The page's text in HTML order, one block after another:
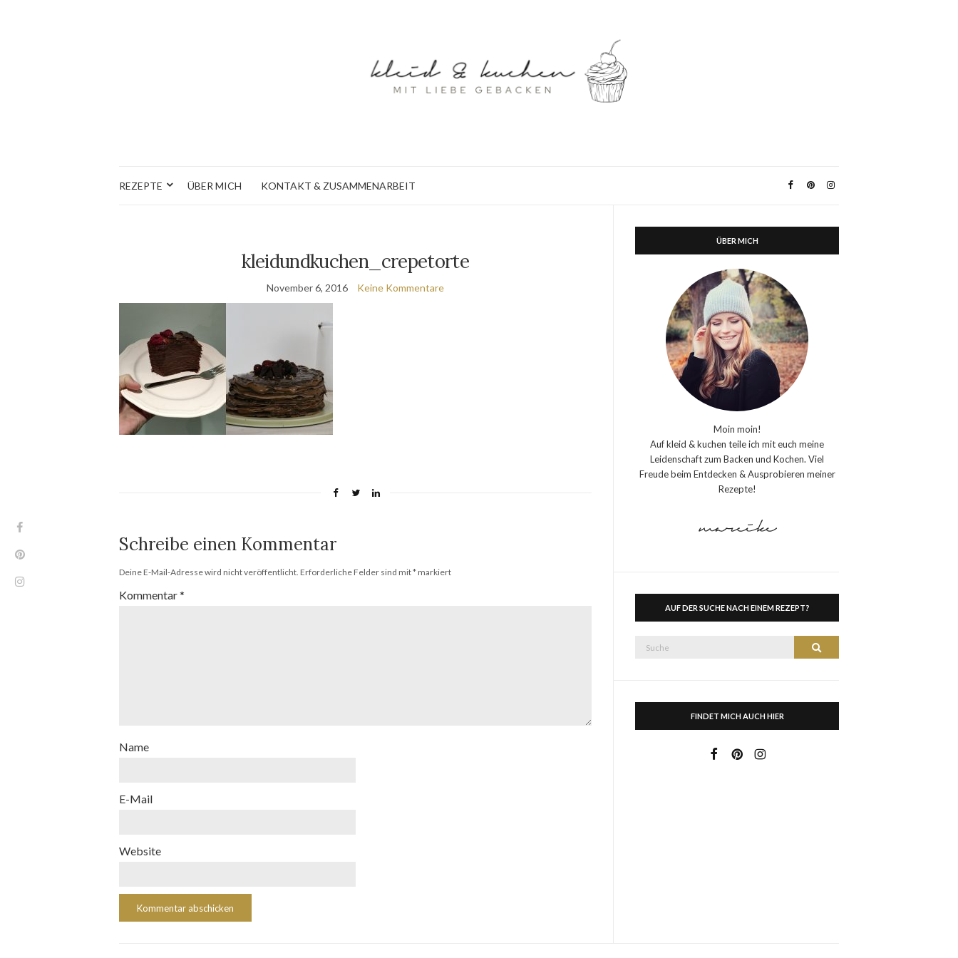
REZEPTE ÜBER MICH KONTAKT & ZUSAMMENARBEIT
kleidundkuchen_crepetorte
November 6, 2016 Keine Kommentare
Schreibe einen Kommentar
Deine E-Mail-Adresse wird nicht veröffentlicht. Erforderliche Felder sind mit*markiert
Kommentar*
Name
E-Mail
Website
ÜBER MICH
Moin moin!
Auf kleid & kuchen teile ich mit euch meine
Leidenschaft zum Backen und Kochen. Viel
Freude beim Entdecken & Ausprobieren meiner
Rezepte!
AUF DER SUCHE NACH EINEM REZEPT?
Suche
Suche
FINDET MICH AUCH HIER